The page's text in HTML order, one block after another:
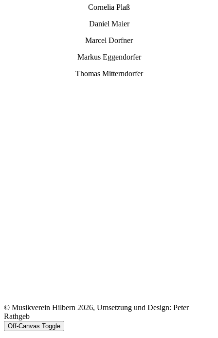
Cornelia Plaß
Daniel Maier
Marcel Dorfner
Markus Eggendorfer
Thomas Mitterndorfer
© Musikverein Hilbern 2026, Umsetzung und Design: Peter
Rathgeb
Off-Canvas Toggle